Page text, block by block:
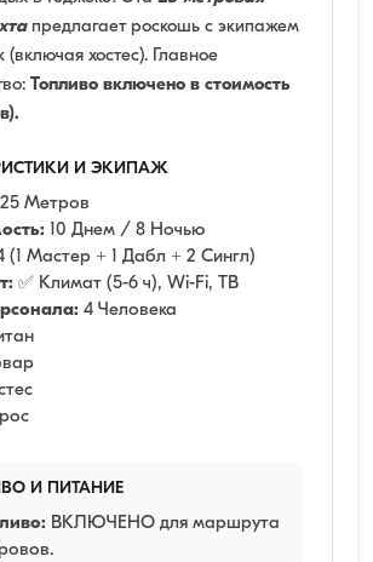
предлагает роскошь с экипажем
(включая хостес). Главное
Топливо включено в стоимость
И ЭКИПАЖ
25 Метров
10 Днем / 8 Ночью
(1 Мастер + 1 Дабл + 2 Сингл)
✅ Климат (5-6 ч), Wi-Fi, ТВ
4 Человека
И ПИТАНИЕ
ВКЛЮЧЕНО для маршрута